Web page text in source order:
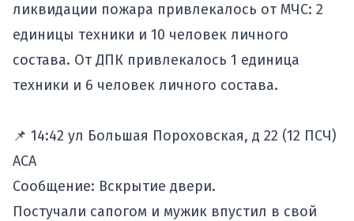
ликвидации пожара привлекалось от МЧС: 2
единицы техники и 10 человек личного
состава. От ДПК привлекалось 1 единица
техники и 6 человек личного состава.
📌 14:42 ул Большая Пороховская, д 22 (12 ПСЧ)
АСА
Сообщение: Вскрытие двери.
Постучали сапогом и мужик впустил в свой